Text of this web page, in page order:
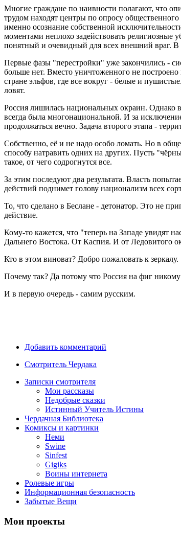
Многие граждане по наивности полагают, что
трудом находят центры по опросу
именно осознание собственной
моментами неплохо задействовать религиозные
понятный и очевидный для всех внешний враг. В
Первые фазы "перестройки" уже закончились -
больше нет. Вместо уничтоженного не
стране эльфов, где все вокруг - белые и
ловят.
Россия лишилась национальных окраин. Однако
всегда была многонациональной. И за
продолжаться вечно. Задача второго этапа -
Собственно, её и не надо особо ломать. Но в
способу натравить одних на других. Пусть
такое, от чего содрогнутся все.
За этим последуют два результата. Власть
действий поднимет голову национализм всех
То, что сделано в Беслане - детонатор. Это не
действие.
Кому-то кажется, что "теперь на Западе увидят
Дальнего Востока. От Каспия. И от Ледовитого
Кто в этом виноват? Добро пожаловать к зеркалу.
Почему так? Да потому что Россия на фиг
И в первую очередь - самим русским.
Добавить комментарий
Смотритель Чердака
Записки смотрителя
Мои рассказы
Недобрые сказки
Истинный Учитель Истины
Чердачная Библиотека
Комиксы и картинки
Неми
Swine
Sinfest
Gigiks
Воины интернета
Ролевые игры
Информационная безопасность
Забытые Вещи
Мои проекты